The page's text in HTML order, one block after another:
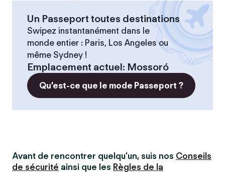
Un Passeport toutes destinations
Swipez instantanément dans le
monde entier : Paris, Los Angeles ou
même Sydney !
Emplacement actuel: Mossoró
Qu’est-ce que le mode Passeport ?
Avant de rencontrer quelqu’un, suis nos Conseils
de sécurité ainsi que les Règles de la